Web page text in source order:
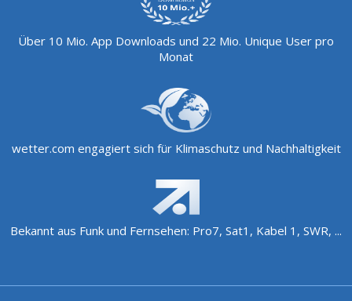
Über 10 Mio. App Downloads und 22 Mio. Unique User pro
Monat
wetter.com engagiert sich für Klimaschutz und Nachhaltigkeit
Bekannt aus Funk und Fernsehen: Pro7, Sat1, Kabel 1, SWR, ...